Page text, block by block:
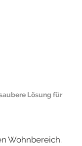
Lösung für
Wohnbereich.